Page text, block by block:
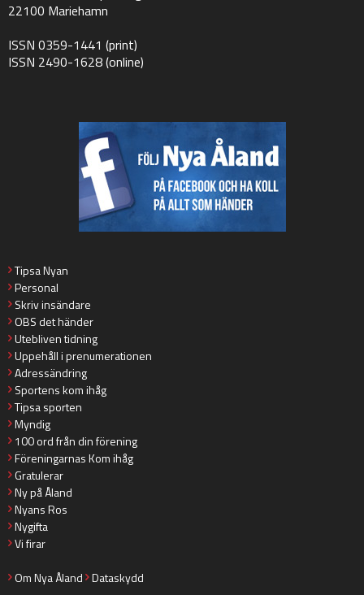
22100 Mariehamn
ISSN 0359-1441 (print)
ISSN 2490-1628 (online)
Tipsa Nyan
Personal
Skriv insändare
OBS det händer
Utebliven tidning
Uppehåll i prenumerationen
Adressändring
Sportens kom ihåg
Tipsa sporten
Myndig
100 ord från din förening
Föreningarnas Kom ihåg
Gratulerar
Ny på Åland
Nyans Ros
Nygifta
Vi firar
Om Nya Åland Dataskydd